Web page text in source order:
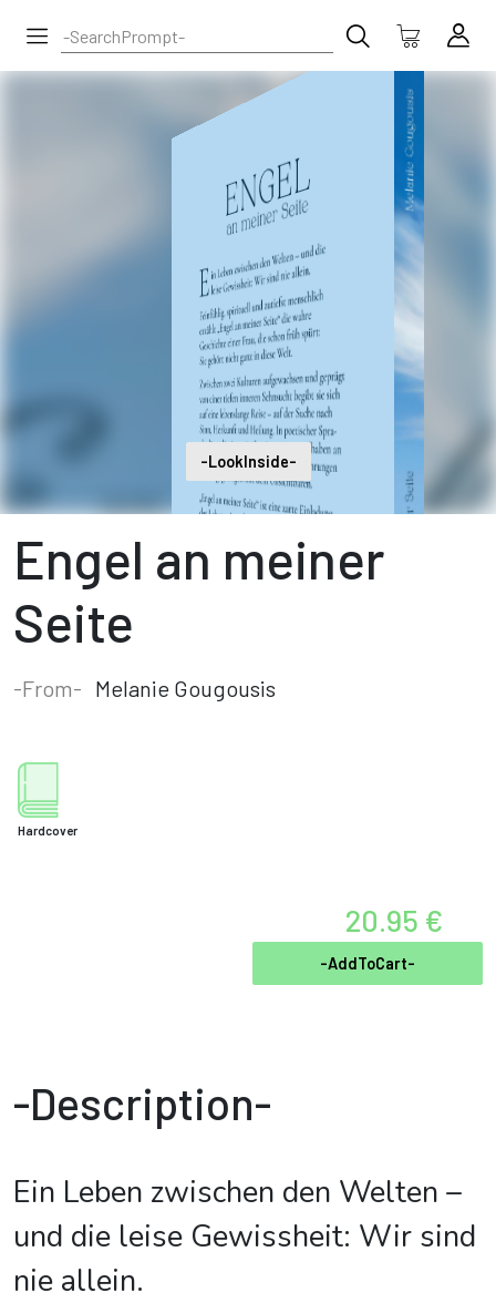
-LookInside-
Engel an meiner
Seite
-From- Melanie Gougousis
Hardcover
20.95 €
-AddToCart-
-Description-
Ein Leben zwischen den Welten –
und die leise Gewissheit: Wir sind
nie allein.